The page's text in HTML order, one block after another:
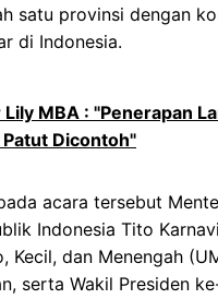
satu provinsi dengan
di Indonesia.
Lily MBA : "Penerapan
Dicontoh"
acara tersebut
Indonesia Tito
Kecil, dan Menengah
serta Wakil Presiden